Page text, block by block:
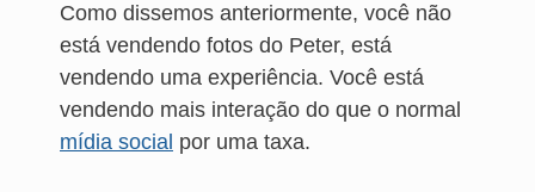
Como dissemos anteriormente, você não
está vendendo fotos do Peter, está
vendendo uma experiência. Você está
vendendo mais interação do que o normal
mídia social por uma taxa.